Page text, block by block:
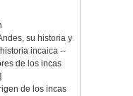
su historia y
incaica --
de los incas
de los incas